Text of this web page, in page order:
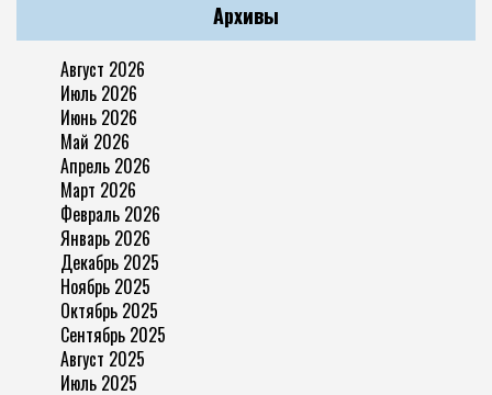
Архивы
Август 2026
Июль 2026
Июнь 2026
Май 2026
Апрель 2026
Март 2026
Февраль 2026
Январь 2026
Декабрь 2025
Ноябрь 2025
Октябрь 2025
Сентябрь 2025
Август 2025
Июль 2025